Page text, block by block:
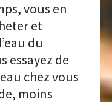
vous en
et
du
essayez de
chez vous
moins